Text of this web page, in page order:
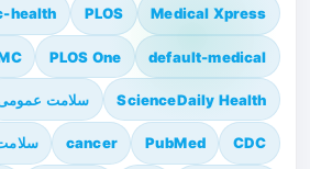
Medical Xpress
PLOS
health
default-medical
PLOS One
ScienceDaily Health سلامت
CDC
PubMed
cancer